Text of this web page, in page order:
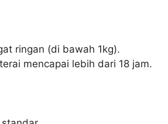
ringan (di bawah 1kg).
mencapai lebih dari 18 jam.